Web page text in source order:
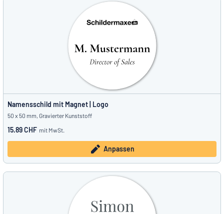
Namensschild mit Magnet | Logo
50 x 50 mm, Gravierter Kunststoff
15.89 CHF mit MwSt.
Anpassen